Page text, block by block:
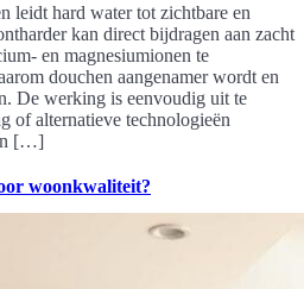
leidt hard water tot zichtbare en
kan direct bijdragen aan zacht
en magnesiumionen te
douchen aangenamer wordt en
De werking is eenvoudig uit te
of alternatieve technologieën
[…]
woonkwaliteit?